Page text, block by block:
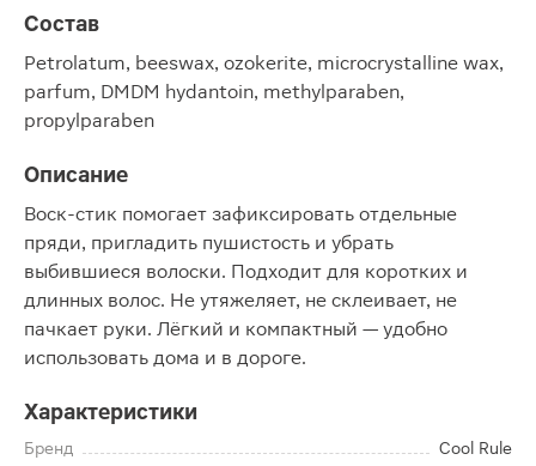
Состав
Petrolatum, beeswax, ozokerite, microcrystalline wax,
parfum, DMDM hydantoin, methylparaben,
propylparaben
Описание
Воск-стик помогает зафиксировать отдельные
пряди, пригладить пушистость и убрать
выбившиеся волоски. Подходит для коротких и
длинных волос. Не утяжеляет, не склеивает, не
пачкает руки. Лёгкий и компактный — удобно
использовать дома и в дороге.
Характеристики
Бренд
Cool Rule